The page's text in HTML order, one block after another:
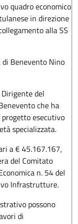
quadro economico
in direzione
alla SS
Benevento Nino
del
che ha
progetto esecutivo
specializzata.
a € 45.167.167,
del Comitato
n. 54 del
Infrastrutture.
possono
di